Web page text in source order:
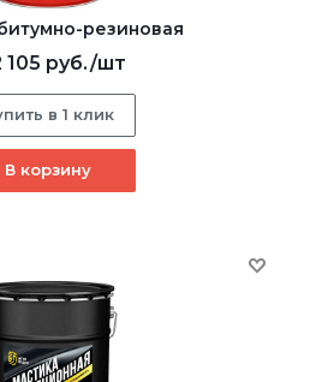
резиновая
105 руб./шт
в 1 клик
В корзину